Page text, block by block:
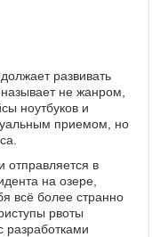
развивать
не жанром,
ноутбуков и
приемом, но
в
на озере,
всё более странно
рвоты
разработками